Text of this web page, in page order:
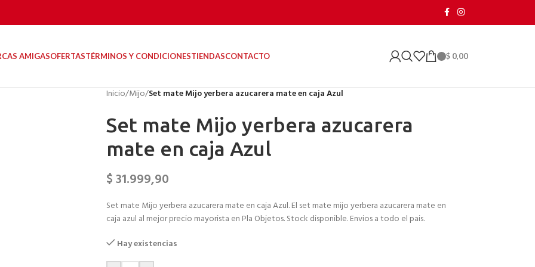
AMIGASOFERTASTÉRMINOS Y CONDICIONESTIENDASCONTACTO $ 0,00
Inicio/Mijo/Set mate Mijo yerbera azucarera mate en caja Azul
Set mate Mijo yerbera azucarera
mate en caja Azul
$31.999,90
Set mate Mijo yerbera azucarera mate en caja Azul. El set mate mijo yerbera azucarera mate en
caja azul al mejor precio mayorista en Pla Objetos. Stock disponible. Envios a todo el pais.
Hay existencias